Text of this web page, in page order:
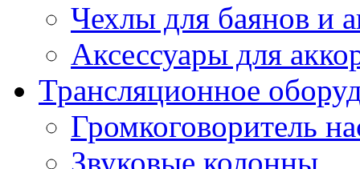
Чехлы для баянов и
Аксессуары для
Трансляционное
Громкоговоритель